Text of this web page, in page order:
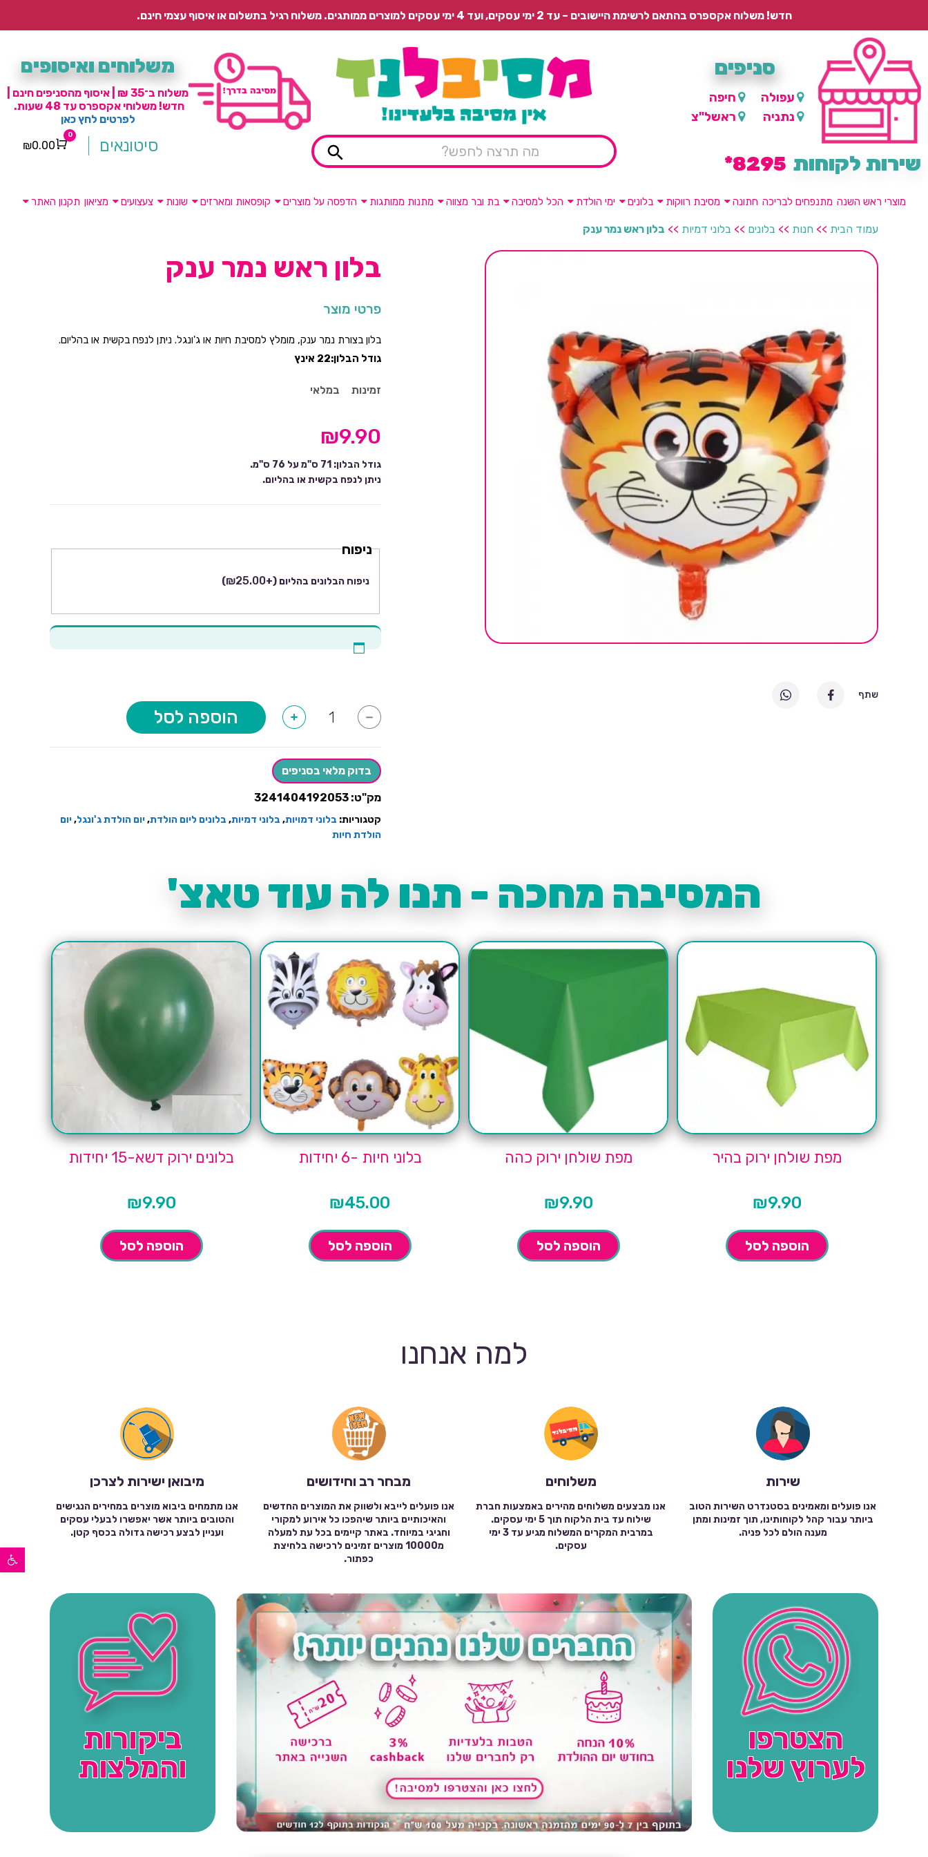
פתח סרגל נגישות
חדש! משלוח אקספרס בהתאם לרשימת היישובים – עד 2 ימי עסקים, ועד 4 ימי עסקים למוצרים ממותגים. משלוח רגיל בתשלום או איסוף עצמי חינם.
סניפים
עפולה
חיפה
נתניה
ראשל"צ
שירות לקוחות 8295*
משלוחים ואיסופים
משלוח ב־35 ₪ | איסוף מהסניפים חינם |
חדש! משלוחי אקספרס עד 48 שעות.
לפרטים לחץ כאן
סיטונאים Cart
0
₪0.00
מוצרי ראש השנה מתנפחים לבריכה חתונה מסיבת רווקות בלונים ימי הולדת הכל למסיבה בת ובר מצווה מתנות ממותגות הדפסה על מוצרים קופסאות ומארזים שונות צעצועים מציאון תקנון האתר
עמוד הבית >> חנות >> בלונים >> בלוני דמיות >> בלון ראש נמר ענק
שתף
בלון ראש נמר ענק
פרטי מוצר
בלון בצורת נמר ענק, מומלץ למסיבת חיות או ג'ונגל. ניתן לנפח בקשית או בהליום.
גודל הבלון:22 אינץ
זמינות במלאי
₪9.90
גודל הבלון: 71 ס"מ על 76 ס"מ.
ניתן לנפח בקשית או בהליום.
ניפוח
ניפוח הבלונים בהליום (+
₪25.00
)
-
של
ענק
+ הוספה לסל
בדוק מלאי בסניפים
מק"ט: 3241404192053
קטגוריות: בלוני דמויות, בלוני דמיות, בלונים ליום הולדת,יום הולדת ג'ונגל,יום
הולדת חיות
המסיבה מחכה - תנו לה עוד טאצ'
מפת שולחן ירוק בהיר
₪9.90
הוספה לסל
מפת שולחן ירוק כהה
₪9.90
הוספה לסל
בלוני חיות -6 יחידות
₪45.00
הוספה לסל
בלונים ירוק דשא-15 יחידות
₪9.90
הוספה לסל
למה אנחנו
שירות
אנו פועלים ומאמינים בסטנדרט השירות הטוב
ביותר עבור קהל לקוחותינו, תוך זמינות ומתן
מענה הולם לכל פניה.
משלוחים
אנו מבצעים משלוחים מהירים באמצעות חברת
שילוח עד בית הלקוח תוך 5 ימי עסקים.
במרבית המקרים המשלוח מגיע עד 3 ימי
עסקים.
מבחר רב וחידושים
אנו פועלים לייבא ולשווק את המוצרים החדשים
והאיכותיים ביותר שיהפכו כל אירוע למקורי
וחגיגי במיוחד. באתר קיימים בכל עת למעלה
מ10000 מוצרים זמינים לרכישה בלחיצת
כפתור.
מיבואן ישירות לצרכן
אנו מתמחים ביבוא מוצרים במחירים הנגישים
והטובים ביותר אשר יאפשרו לבעלי עסקים
ועניין לבצע רכישה גדולה בכסף קטן.
הצטרפו
לערוץ שלנו
ביקורות
והמלצות